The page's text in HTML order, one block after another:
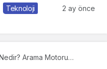
Tercihinin Önemi
Teknoloji 2 ay önce
Arama Motoru